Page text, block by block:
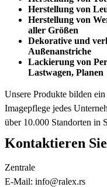
Herstellung von
Herstellung von
aller Größen
Dekorative und
Außenanstriche
Lackierung von
Lastwagen, Planen
Unsere Produkte bilden
Imagepflege jedes
über 10.000 Standorten in
Kontaktieren
Zentrale
E-Mail: info@ralex.rs